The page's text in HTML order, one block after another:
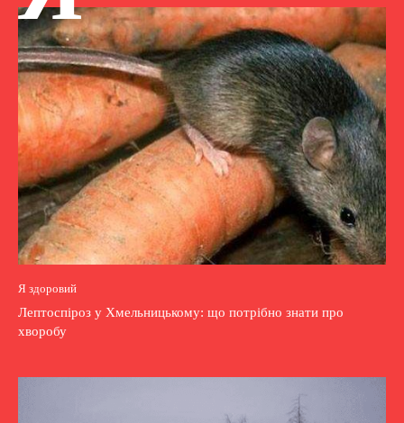
Я здоровий
Лептоспіроз у Хмельницькому: що потрібно знати про
хворобу